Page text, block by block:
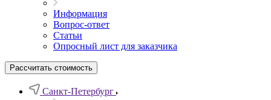
Информация
Вопрос-ответ
Статьи
Опросный лист для заказчика
Рассчитать стоимость
Санкт-Петербург